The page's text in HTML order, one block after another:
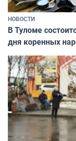
НОВОСТИ
В Туломе
дня коренных